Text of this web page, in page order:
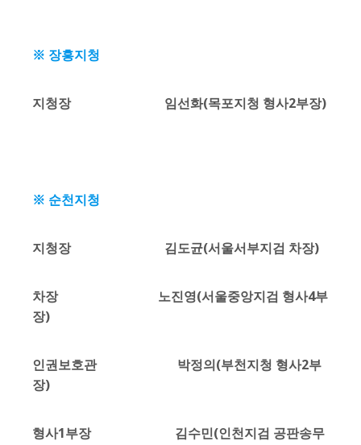
※ 장흥지청
지청장 임선화(목포지청 형사2부장)
※ 순천지청
지청장 김도균(서울서부지검 차장)
차장 노진영(서울중앙지검 형사4부
장)
인권보호관 박정의(부천지청 형사2부
장)
형사1부장 김수민(인천지검 공판송무